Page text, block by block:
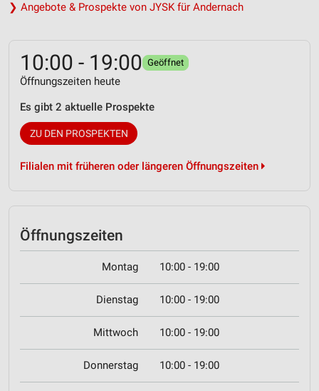
❯ Angebote & Prospekte von JYSK für Andernach
10:00 - 19:00 Geöffnet
Öffnungszeiten heute
Es gibt 2 aktuelle Prospekte
ZU DEN PROSPEKTEN
Filialen mit früheren oder längeren Öffnungszeiten
Öffnungszeiten
Montag 10:00 - 19:00
Dienstag 10:00 - 19:00
Mittwoch 10:00 - 19:00
Donnerstag 10:00 - 19:00